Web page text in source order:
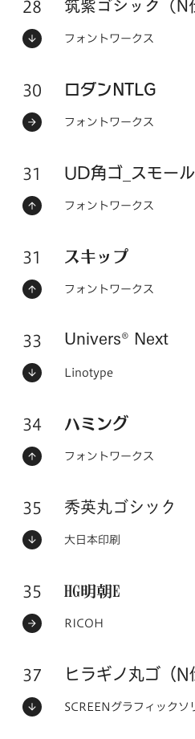
28
ステータス：
フォントシリーズ
筑紫ゴシック（N
フォントメーカー
フォントワークス
30
ステータス：
フォントシリーズ
ロダンNTLG
フォントメーカー
フォントワークス
31
ステータス：
フォントシリーズ
UD角ゴ_スモール
フォントメーカー
フォントワークス
31
ステータス：
フォントシリーズ
スキップ
フォントメーカー
フォントワークス
33
ステータス：
フォントシリーズ
Univers® Next
フォントメーカー
Linotype
34
ステータス：
フォントシリーズ
ハミング
フォントメーカー
フォントワークス
35
ステータス：
フォントシリーズ
秀英丸ゴシック
フォントメーカー
大日本印刷
35
ステータス：
フォントシリーズ
HG明朝E
フォントメーカー
RICOH
37
ステータス：
フォントシリーズ
ヒラギノ丸ゴ（N
フォントメーカー
SCREENグラフィックソ